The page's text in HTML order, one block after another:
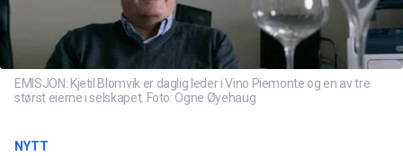
EMISJON: Kjetil Blomvik er daglig leder i Vino Piemonte og en av tre
størst eierne i selskapet. Foto: Ogne Øyehaug
NYTT